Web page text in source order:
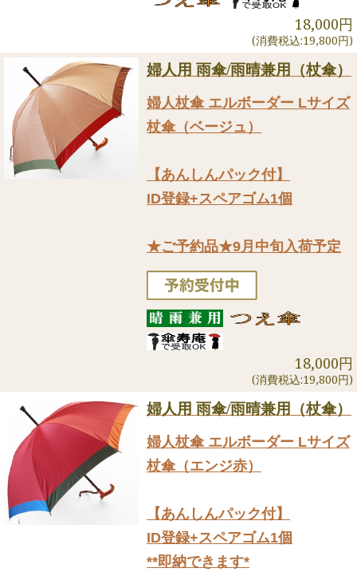
18,000円
(消費税込:19,800円)
婦人用 雨傘/雨晴兼用（杖傘）
婦人杖傘 エルボーダー Lサイズ
杖傘（ベージュ）
【あんしんパック付】
ID登録+スペアゴム1個
★ご予約品★9月中旬入荷予定
18,000円
(消費税込:19,800円)
婦人用 雨傘/雨晴兼用（杖傘）
婦人杖傘 エルボーダー Lサイズ
杖傘（エンジ赤）
【あんしんパック付】
ID登録+スペアゴム1個
**即納できます*